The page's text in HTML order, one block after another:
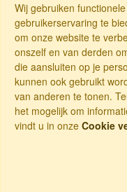
Wij gebruiken
gebruikerservaring te
om onze website te
onszelf en van derden
die aansluiten op je
kunnen ook gebruikt
van anderen te tonen.
het mogelijk om
vindt u in onze Cookie